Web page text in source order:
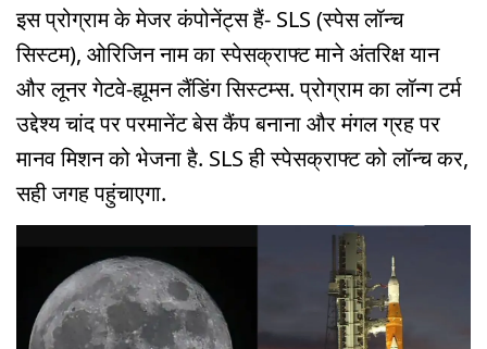
इस प्रोग्राम के मेजर कंपोनेंट्स हैं- SLS (स्पेस लॉन्च
सिस्टम), ओरिजिन नाम का स्पेसक्राफ्ट माने अंतरिक्ष यान
और लूनर गेटवे-ह्यूमन लैंडिंग सिस्टम्स. प्रोग्राम का लॉन्ग टर्म
उद्देश्य चांद पर परमानेंट बेस कैंप बनाना और मंगल ग्रह पर
मानव मिशन को भेजना है. SLS ही स्पेसक्राफ्ट को लॉन्च कर,
सही जगह पहुंचाएगा.